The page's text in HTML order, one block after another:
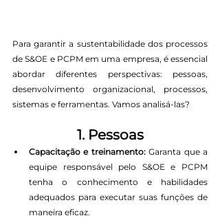
Para garantir a sustentabilidade dos processos
de S&OE e PCPM em uma empresa, é essencial
abordar diferentes perspectivas: pessoas,
desenvolvimento organizacional, processos,
sistemas e ferramentas. Vamos analisá-las?
1. Pessoas
Capacitação e treinamento: Garanta que a
equipe responsável pelo S&OE e PCPM
tenha o conhecimento e habilidades
adequados para executar suas funções de
maneira eficaz.